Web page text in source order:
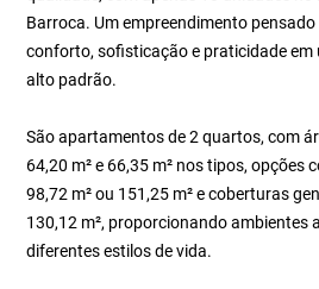
Barroca. Um empreendimento
conforto, sofisticação e praticidade em
alto padrão.
São apartamentos de 2 quartos, com
64,20 m² e 66,35 m² nos tipos, opções
98,72 m² ou 151,25 m² e coberturas
130,12 m², proporcionando ambientes
diferentes estilos de vida.